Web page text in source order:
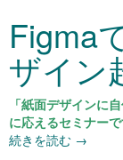
Figma
ザイン
「紙面デザインに
に応えるセミナーで
続きを読む →